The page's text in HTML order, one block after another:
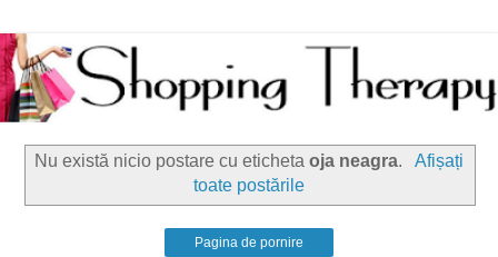
Nu există nicio postare cu etichetaoja neagra.
Afișați
toate postările
Pagina de pornire